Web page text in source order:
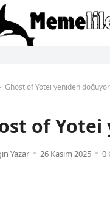
Ghost of Yotei yeniden
of
Yazar 26 Kasım 2025 0